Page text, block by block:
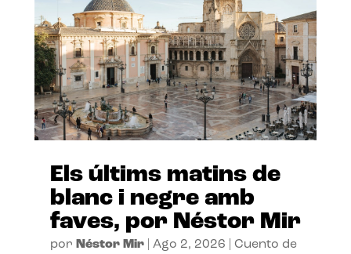
Els últims matins de
blanc i negre amb
faves, por Néstor Mir
por Néstor Mir| Ago 2, 2026
Cuento de